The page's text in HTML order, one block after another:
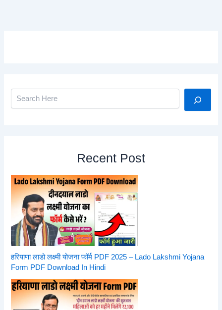
Recent Post
हरियाणा लाडो लक्ष्मी योजना फॉर्म PDF 2025 – Lado Lakshmi Yojana
Form PDF Download In Hindi